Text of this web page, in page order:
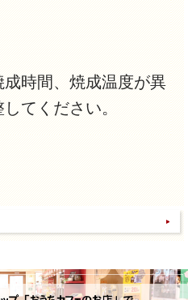
成時間、焼成温度が異
てください。